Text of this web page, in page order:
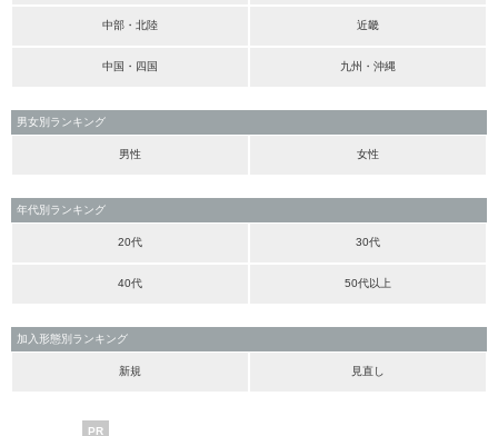
中部・北陸 近畿
中国・四国 九州・沖縄
男女別ランキング
男性 女性
年代別ランキング
20代 30代
40代 50代以上
加入形態別ランキング
新規 見直し
PR